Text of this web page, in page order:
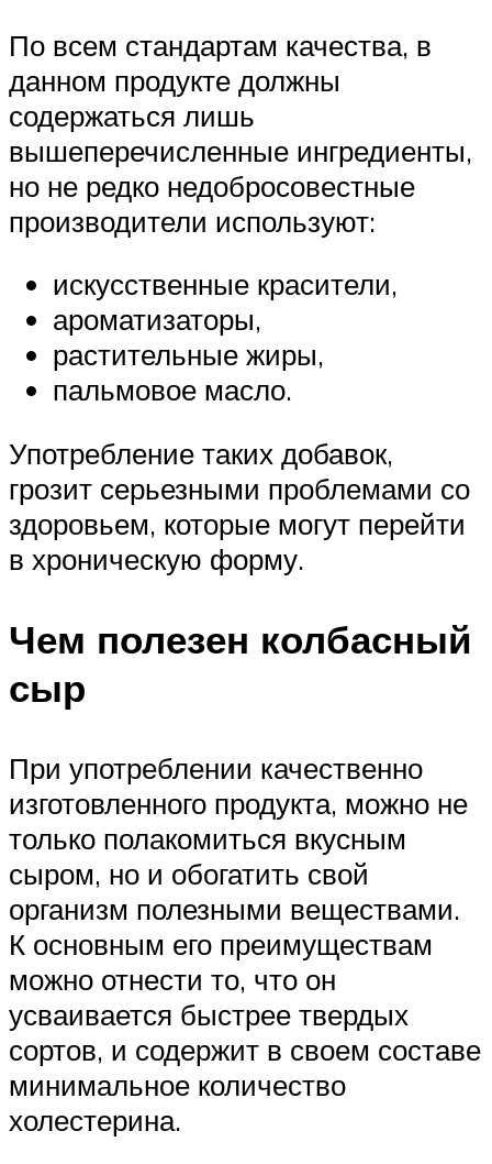
По всем стандартам качества, в
данном продукте должны
содержаться лишь
вышеперечисленные ингредиенты,
но не редко недобросовестные
производители используют:
искусственные красители,
ароматизаторы,
растительные жиры,
пальмовое масло.
Употребление таких добавок,
грозит серьезными проблемами со
здоровьем, которые могут перейти
в хроническую форму.
Чем полезен колбасный
сыр
При употреблении качественно
изготовленного продукта, можно не
только полакомиться вкусным
сыром, но и обогатить свой
организм полезными веществами.
К основным его преимуществам
можно отнести то, что он
усваивается быстрее твердых
сортов, и содержит в своем составе
минимальное количество
холестерина.